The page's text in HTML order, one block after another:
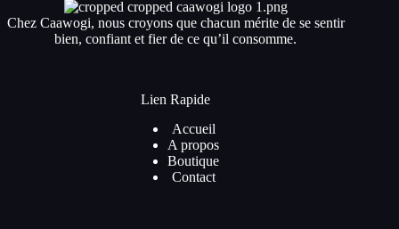
Chez Caawogi, nous croyons que chacun mérite de se sentir
bien, confiant et fier de ce qu’il consomme.
Lien Rapide
Accueil
A propos
Boutique
Contact